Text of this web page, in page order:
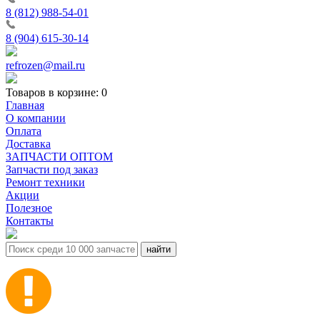
8 (812) 988-54-01
8 (904) 615-30-14
refrozen@mail.ru
Товаров в корзине: 0
Главная
О компании
Оплата
Доставка
ЗАПЧАСТИ ОПТОМ
Запчасти под заказ
Ремонт техники
Акции
Полезное
Контакты